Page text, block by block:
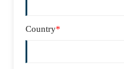
Country*